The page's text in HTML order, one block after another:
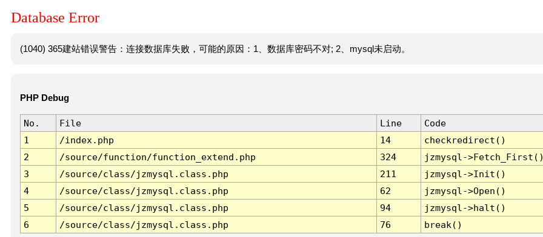
Database Error
(1040) 365建站错误警告：连接数据库失败，可能的原因：1、数据库密码不对; 2、mysql未启动。
PHP Debug
No. File Line
Code
1
/index.php 14
checkredirect()
2
/source/function/function_extend.php 324
jzmysql-
3
/source/class/jzmysql.class.php 211
jzmysql->Init()
4
/source/class/jzmysql.class.php 62
jzmysql->Open()
5
/source/class/jzmysql.class.php 94
jzmysql->halt()
6
/source/class/jzmysql.class.php 76 break()